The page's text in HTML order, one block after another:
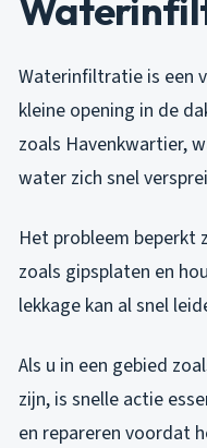
Waterinfiltratie is een
kleine opening in de
zoals Havenkwartier,
water zich snel
Het probleem beperkt
zoals gipsplaten en
lekkage kan al snel
Als u in een gebied
zijn, is snelle actie
en repareren voordat